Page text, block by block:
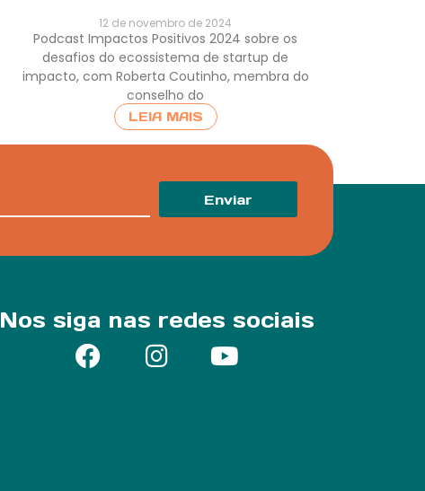
12 de novembro de 2024
Podcast Impactos Positivos 2024 sobre os
desafios do ecossistema de startup de
impacto, com Roberta Coutinho, membra do
conselho do
LEIA MAIS
Enviar
Nos siga nas redes sociais